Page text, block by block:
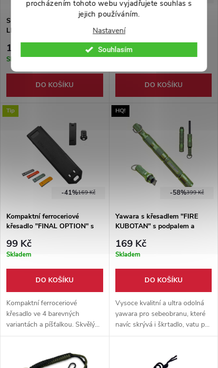
procházením tohoto webu vyjadřujete souhlas s
jejich používáním.
Nastavení
Souhlasím
Survival křesadlo "PRIMAL
LIGHTER" zelené
149 Kč
Skladem
DO KOŠÍKU
FIRE"
99 Kč
Skladem
DO KOŠÍKU
Tip
169 Kč
-41%
Kompaktní ferroceriové
křesadlo "FINAL OPTION" s
99 Kč
Skladem
DO KOŠÍKU
Kompaktní ferroceriové
křesadlo ve 4 barevných
variantách a píšťalkou. Skvělý
doplněk na daleké cesty pro
HQ!
399 Kč
-58%
Yawara s křesadlem "FIRE
KUBOTAN" s podpalem a
169 Kč
Skladem
DO KOŠÍKU
Vysoce kvalitní a ultra odolná
yawara pro sebeobranu, které
navíc skrývá i škrtadlo, vatu pro
podpal a kompas. Lze nosit na